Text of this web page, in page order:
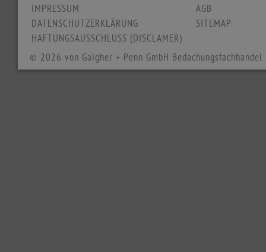
IMPRESSUM
DATENSCHUTZERKLÄRUNG
HAFTUNGSAUSSCHLUSS (DISCLAMER)
AGB
SITEMAP
© 2026 von Gaigher + Penn GmbH Bedachungsfachhandel